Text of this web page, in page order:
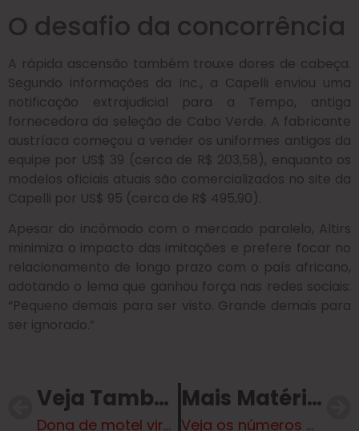
O desafio da concorrência
A rápida ascensão também trouxe dores de cabeça.
Segundo informações da Inc., a Capelli enviou uma
notificação extrajudicial para a Tempo, antiga
fornecedora da seleção de Cabo Verde. A fabricante
austríaca começou a vender os uniformes antigos da
equipe por US$ 39 (cerca de R$ 203,58), enquanto os
modelos oficiais atuais são comercializados no site da
Capelli por US$ 95 (cerca de R$ 495,90).
Apesar do incômodo com o mercado paralelo, Altirs
minimiza o impacto das imitações e prefere focar no
relacionamento de longo prazo com o país africano,
adotando o lema que ganhou força nas redes sociais:
“Pequeno demais para ser visto. Grande demais para
ser ignorado.”
Veja Também
Dona de motel viraliza ao mostrar itens que clientes mais tentam furtar dos quartos
Mais Matérias
Veja os números da mega-sena sorteados neste sábado (4)